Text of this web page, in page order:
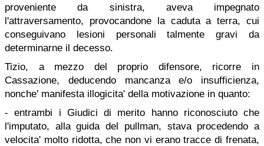
proveniente da sinistra, aveva impegnato
l'attraversamento, provocandone la caduta a terra, cui
conseguivano lesioni personali talmente gravi da
determinarne il decesso.
Tizio, a mezzo del proprio difensore, ricorre in
Cassazione, deducendo mancanza e/o insufficienza,
nonche' manifesta illogicita' della motivazione in quanto:
- entrambi i Giudici di merito hanno riconosciuto che
l'imputato, alla guida del pullman, stava procedendo a
velocita' molto ridotta, che non vi erano tracce di frenata,